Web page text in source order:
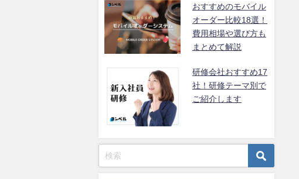
おすすめのモバイル
オーダー比較18選！
費用相場や選び方も
まとめて解説
研修会社おすすめ17
社！研修テーマ別で
ご紹介します